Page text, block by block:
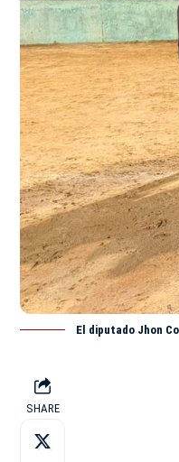
El diputado Jhon
SHARE